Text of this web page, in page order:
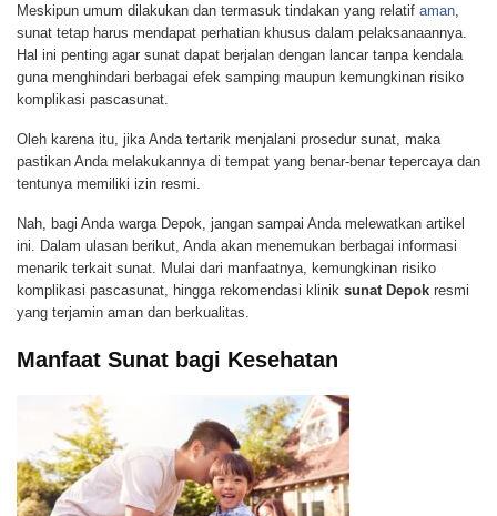
Meskipun umum dilakukan dan termasuk tindakan yang relatif aman
sunat tetap harus mendapat perhatian khusus dalam pelaksanaannya.
Hal ini penting agar sunat dapat berjalan dengan lancar tanpa kendala
guna menghindari berbagai efek samping maupun kemungkinan risiko
komplikasi pascasunat.
Oleh karena itu, jika Anda tertarik menjalani prosedur sunat, maka
pastikan Anda melakukannya di tempat yang benar-benar tepercaya dan
tentunya memiliki izin resmi.
Nah, bagi Anda warga Depok, jangan sampai Anda melewatkan artikel
ini. Dalam ulasan berikut, Anda akan menemukan berbagai informasi
menarik terkait sunat. Mulai dari manfaatnya, kemungkinan risiko
komplikasi pascasunat, hingga rekomendasi klinik sunat Depok resmi
yang terjamin aman dan berkualitas.
Manfaat Sunat bagi Kesehatan